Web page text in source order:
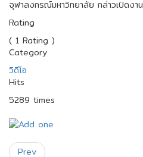
จุฬาลงกรณ์มหาวิทยาลัย กล่าวเปิดงาน
Rating
( 1 Rating )
Category
วิดีโอ
Hits
5289 times
Prev